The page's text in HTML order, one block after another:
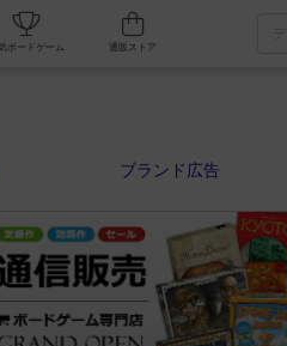
カフェ/店舗 人気ボードゲーム